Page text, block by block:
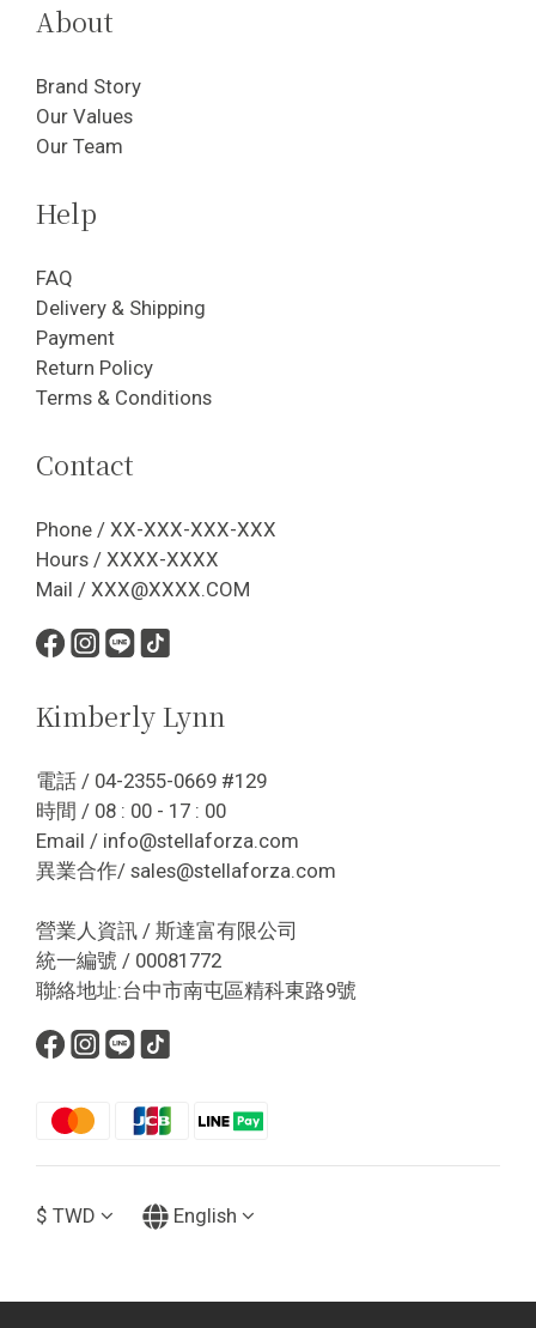
About
Brand Story
Our Values
Our Team
Help
FAQ
Delivery & Shipping
Payment
Return Policy
Terms & Conditions
Contact
Phone / XX-XXX-XXX-XXX
Hours / XXXX-XXXX
Mail / XXX@XXXX.COM
Kimberly Lynn
電話 / 04-2355-0669 #129
時間 / 08 : 00 - 17 : 00
Email / info@stellaforza.com
異業合作/ sales@stellaforza.com
營業人資訊 / 斯達富有限公司
統一編號 / 00081772
聯絡地址:台中市南屯區精科東路9號
$ TWD English